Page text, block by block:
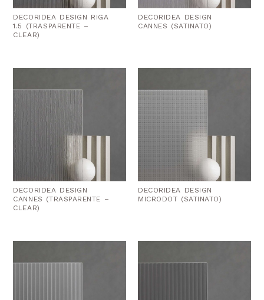
DECORIDEA DESIGN RIGA
1.5 (TRASPARENTE –
CLEAR)
DECORIDEA DESIGN
CANNES (SATINATO)
DECORIDEA DESIGN
CANNES (TRASPARENTE –
CLEAR)
DECORIDEA DESIGN
MICRODOT (SATINATO)